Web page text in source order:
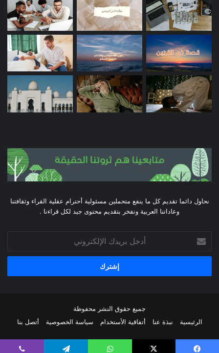
نحاول دائما تقديم كل ما ينفع متحملين مسئولية أحترام عقلية القراء وثقافتنا
وعاداتنا العربية ونفخر بتقديم محتوى جيد لكل قراءنا .
بريدك
الإلكتروني
جميع حقوق النشر محفوظة
الرئيسية
نبذة عنا أتفاقية الأستخدام سياسة الخصوصية أتصل بنا